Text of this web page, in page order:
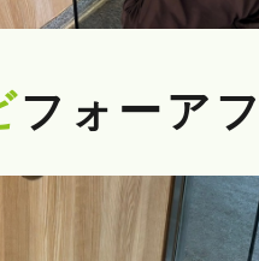
ビフォーア